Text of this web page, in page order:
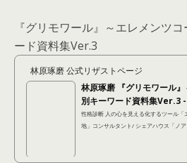
『グリモワール』～エレメンツ
ード資料集Ver.3
林原琢磨 公式リザストページ
林原琢磨 『グリモワール
別キーワード資料集Ver.3
性格診断 人の心を見える化するツール
地」コンサルタント/ シェアハウス「ノ